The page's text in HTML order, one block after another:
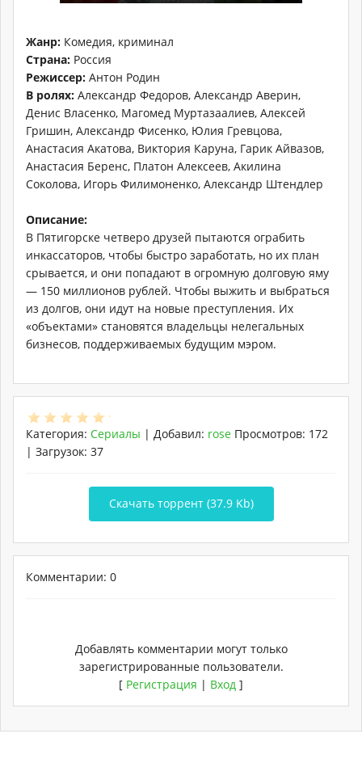
Жанр: Комедия, криминал
Страна: Россия
Режиссер: Антон Родин
В ролях: Александр Федоров, Александр Аверин,
Денис Власенко, Магомед Муртазаалиев, Алексей
Гришин, Александр Фисенко, Юлия Гревцова,
Анастасия Акатова, Виктория Каруна, Гарик Айвазов,
Анастасия Беренс, Платон Алексеев, Акилина
Соколова, Игорь Филимоненко, Александр Штендлер
Описание:
В Пятигорске четверо друзей пытаются ограбить
инкассаторов, чтобы быстро заработать, но их план
срывается, и они попадают в огромную долговую яму
— 150 миллионов рублей. Чтобы выжить и выбраться
из долгов, они идут на новые преступления. Их
«объектами» становятся владельцы нелегальных
бизнесов, поддерживаемых будущим мэром.
Категория: Сериалы | Добавил: rose Просмотров: 172
| Загрузок: 37
Скачать торрент (37.9 Kb)
Комментарии: 0
Добавлять комментарии могут только
зарегистрированные пользователи.
[ Регистрация | Вход ]